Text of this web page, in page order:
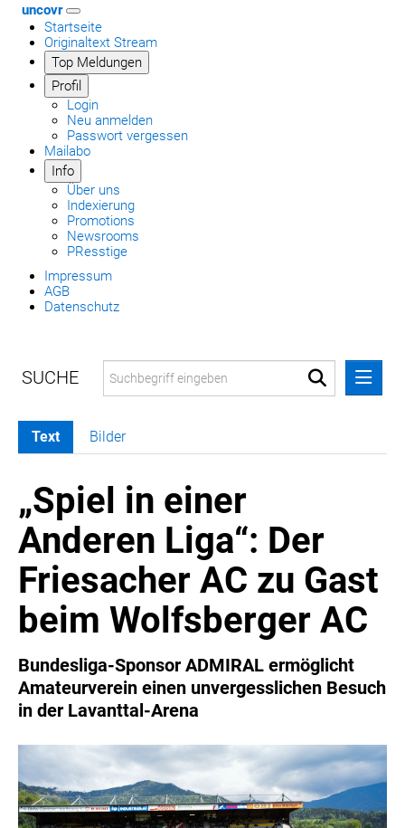
uncovr
Startseite
Originaltext Stream
Top Meldungen
Profil
Login
Neu anmelden
Passwort vergessen
Mailabo
Info
Über uns
Indexierung
Promotions
Newsrooms
PResstige
Impressum
AGB
Datenschutz
MELDUNGEN
COCA-COLA
COCA-COLA HBC ÖSTERREICH
RÖMERQUELLE
ÖSTERREICHISCHE SPORTHILFE
KESCH
BARFLY'S CLUB
SPORTS MEDIA AUSTRIA
CULINARIUS
RECYCLEMICH-INITIATIVE
HANNERSBERG
WILHELM-EXNER-MEDAILLEN STIFTUNG
Text Bilder
„Spiel in einer
Anderen Liga“: Der
Friesacher AC zu Gast
beim Wolfsberger AC
Bundesliga-Sponsor ADMIRAL ermöglicht
Amateurverein einen unvergesslichen Besuch
in der Lavanttal-Arena